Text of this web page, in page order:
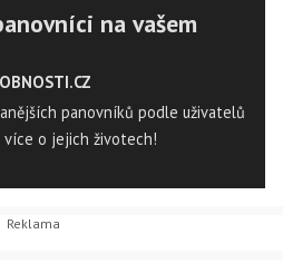
na vašem
panovníků podle uživatelů
o jejich životech!